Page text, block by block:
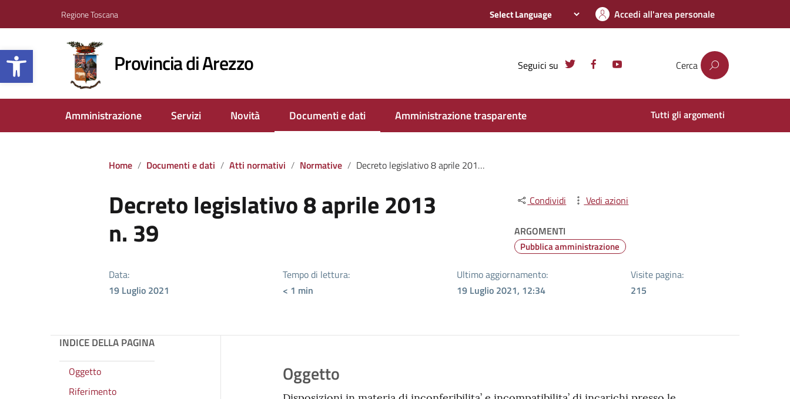
Apri la barra degli strumenti
Regione Toscana Accedi all'area personale
Provincia di Arezzo Seguici su Cerca
Amministrazione Servizi Novità Documenti e dati Amministrazione trasparente Tutti gli argomenti
Home Documenti e dati Atti normativi Normative Decreto legislativo 8 aprile 2013 n. 39
Decreto legislativo 8 aprile 2013
n. 39
Condividi Vedi azioni
ARGOMENTI
Pubblica amministrazione
Data:
19 Luglio 2021
Tempo di lettura:
< 1 min
Ultimo aggiornamento:
19 Luglio 2021, 12:34
Visite pagina:
215
INDICE DELLA PAGINA
Oggetto
Riferimento
Oggetto